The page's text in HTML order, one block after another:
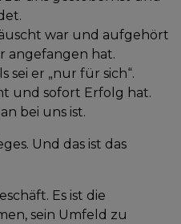
war und aufgehört
angefangen hat.
sei er „nur für sich“.
und sofort Erfolg hat.
bei uns ist.
Und das ist das
Es ist die
sein Umfeld zu